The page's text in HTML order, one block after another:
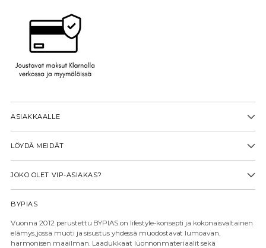
ASIAKKAALLE
LÖYDÄ MEIDÄT
JOKO OLET VIP-ASIAKAS?
BYPIAS
Vuonna 2012 perustettu BYPIAS on lifestyle-konsepti ja kokonaisvaltainen
elämys, jossa muoti ja sisustus yhdessä muodostavat lumoavan,
harmonisen maailman. Laadukkaat luonnonmateriaalit sekä